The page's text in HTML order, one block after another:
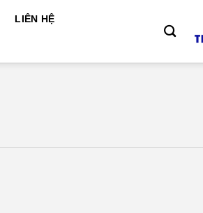
LIÊN HỆ